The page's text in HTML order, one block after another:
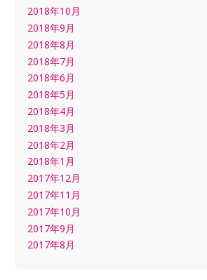
2018年10月
2018年9月
2018年8月
2018年7月
2018年6月
2018年5月
2018年4月
2018年3月
2018年2月
2018年1月
2017年12月
2017年11月
2017年10月
2017年9月
2017年8月